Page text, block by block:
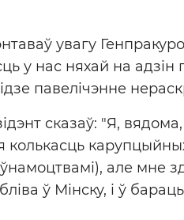
увагу
у нас няхай на
павелічэнне
сказаў: "Я,
але мне
ў Мінску, і ў